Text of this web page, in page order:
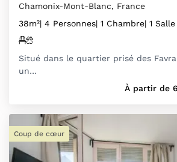
Chamonix-Mont-Blanc, France
38m²| 4 Personnes| 1 Chambre| 1
Situé dans le quartier prisé des
un…
À partir de
Coup de cœur